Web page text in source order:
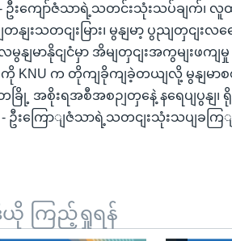
ဦးကျော်ဇံသာရဲ့သတင်းသုံးသပ်ချက်၊ လူထုနဲ့
နျးသတငျးမြား၊ မွနျမာ့ ပွညျတှငျးလ
မွနျမာနိုငျငံမှာ အိမျတှငျးအကွမျးဖက
KNU က တိုကျခိုကျခဲ့တယျလို့ မွနျမာစ
တခြို့ အစိုးရအစီအစဉျတှနေဲ့ နရေပျပွနျ
- ဦးကြောျဇံသာရဲ့သတငျးသုံးသပျခက
ယို ကြည့်ရှုရန်